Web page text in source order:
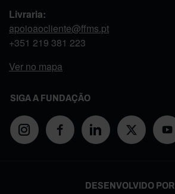
Livraria:
apoioaocliente@ffms.pt
+351 219 381 223
Ver no mapa
SIGA A FUNDAÇÃO
DESENVOLVIDO POR